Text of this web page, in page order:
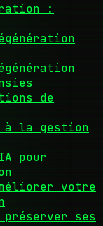
:
de
à la gestion
pour
votre
ses